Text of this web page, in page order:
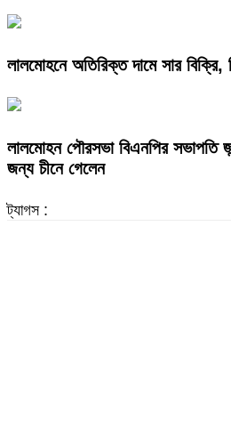
লালমোহনে অতিরিক্ত দামে সার বিক্রি,
লালমোহন পৌরসভা বিএনপির সভাপতি
জন্য চীনে গেলেন
ট্যাগস :